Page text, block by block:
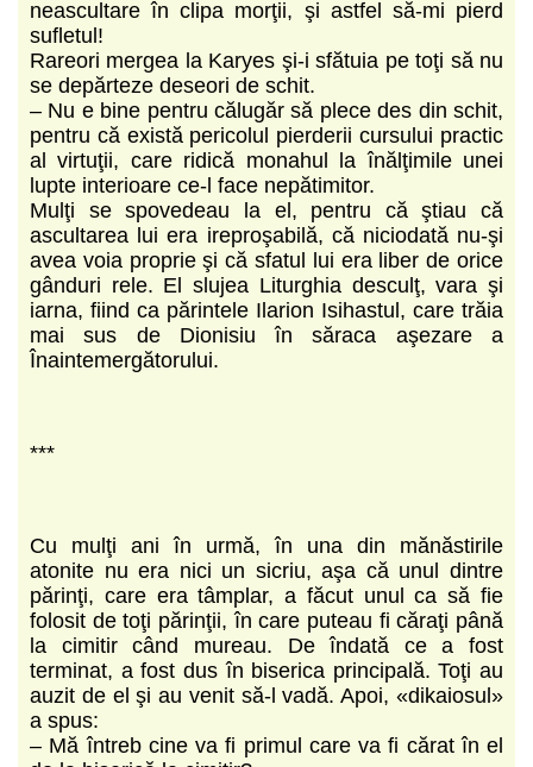
neascultare în clipa morţii, şi astfel să-mi pierd
sufletul!
Rareori mergea la Karyes şi-i sfătuia pe toţi să nu
se depărteze deseori de schit.
– Nu e bine pentru călugăr să plece des din schit,
pentru că există pericolul pierderii cursului practic
al virtuţii, care ridică monahul la înălţimile unei
lupte interioare ce-l face nepătimitor.
Mulţi se spovedeau la el, pentru că ştiau că
ascultarea lui era ireproşabilă, că niciodată nu-şi
avea voia proprie şi că sfatul lui era liber de orice
gânduri rele. El slujea Liturghia desculţ, vara şi
iarna, fiind ca părintele Ilarion Isihastul, care trăia
mai sus de Dionisiu în săraca aşezare a
Înaintemergătorului.
***
Cu mulţi ani în urmă, în una din mănăstirile
atonite nu era nici un sicriu, aşa că unul dintre
părinţi, care era tâmplar, a făcut unul ca să fie
folosit de toţi părinţii, în care puteau fi căraţi până
la cimitir când mureau. De îndată ce a fost
terminat, a fost dus în biserica principală. Toţi au
auzit de el şi au venit să-l vadă. Apoi, «dikaiosul»
a spus:
– Mă întreb cine va fi primul care va fi cărat în el